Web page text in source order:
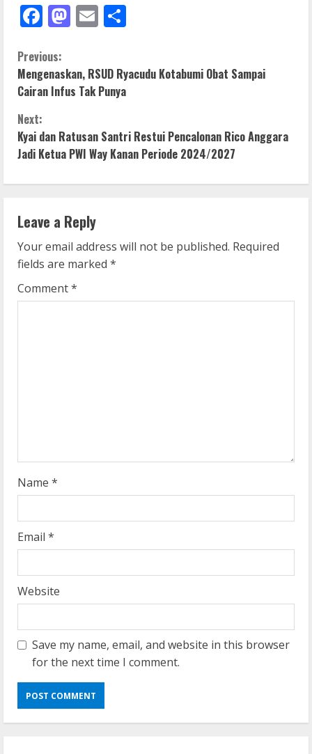
Facebook
Mastodon
Email
C
o
n
t
i
n
u
e
R
g
Previous:
Mengenaskan, RSUD Ryacudu Kotabumi Obat Sampai
Cairan Infus Tak Punya
Next:
Kyai dan Ratusan Santri Restui Pencalonan Rico Anggara
Jadi Ketua PWI Way Kanan Periode 2024/2027
Leave a Reply
Your email address will not be published. Required
fields are marked *
Comment*
Name *
Email *
Website
Save my name, email, and website in this browser
for the next time I comment.